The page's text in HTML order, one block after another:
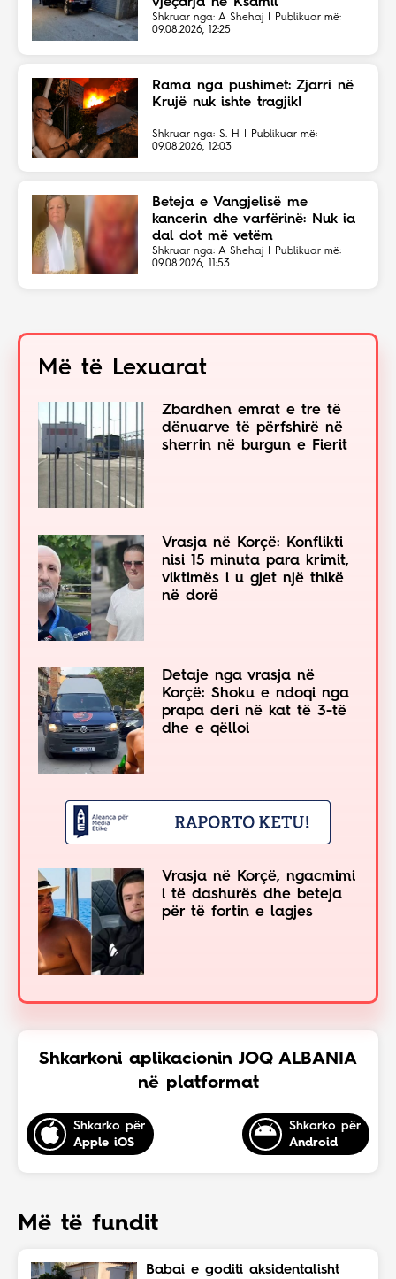
vjeçarja në Ksamil
Shkruar nga: A Shehaj | Publikuar më:
09.08.2026, 12:25
Rama nga pushimet: Zjarri në
Krujë nuk ishte tragjik!
Shkruar nga: S. H | Publikuar më:
09.08.2026, 12:03
Beteja e Vangjelisë me
kancerin dhe varfërinë: Nuk ia
dal dot më vetëm
Shkruar nga: A Shehaj | Publikuar më:
09.08.2026, 11:53
Më të Lexuarat
Zbardhen emrat e tre të
dënuarve të përfshirë në
sherrin në burgun e Fierit
Vrasja në Korçë: Konflikti
nisi 15 minuta para krimit,
viktimës i u gjet një thikë
në dorë
Detaje nga vrasja në
Korçë: Shoku e ndoqi nga
prapa deri në kat të 3-të
dhe e qëlloi
Vrasja në Korçë, ngacmimi
i të dashurës dhe beteja
për të fortin e lagjes
Shkarkoni aplikacionin JOQ ALBANIA
në platformat
Shkarko për
Apple iOS
Shkarko për
Android
Më të fundit
Babai e goditi aksidentalisht